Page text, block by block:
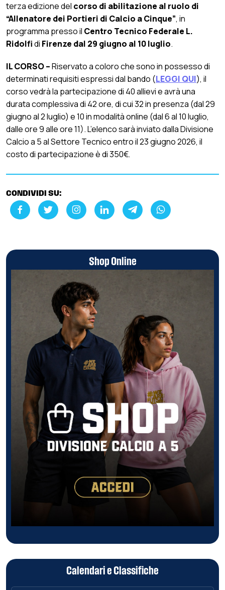
terza edizione del corso di abilitazione al ruolo di
“Allenatore dei Portieri di Calcio a Cinque”, in
programma presso il Centro Tecnico Federale L.
Ridolfidi Firenze dal 29 giugno al 10 luglio.
IL CORSO –Riservato a coloro che sono in possesso di
determinati requisiti espressi dal bando (LEGGI QUI), il
corso vedrà la partecipazione di 40 allievi e avrà una
durata complessiva di 42 ore, di cui 32 in presenza (dal 29
giugno al 2 luglio) e 10 in modalità online (dal 6 al 10 luglio,
dalle ore 9 alle ore 11). L’elenco sarà inviato dalla Divisione
Calcio a 5 al Settore Tecnico entro il 23 giugno 2026, il
costo di partecipazione è di 350€.
CONDIVIDI SU:
Shop Online
Calendari e Classifiche